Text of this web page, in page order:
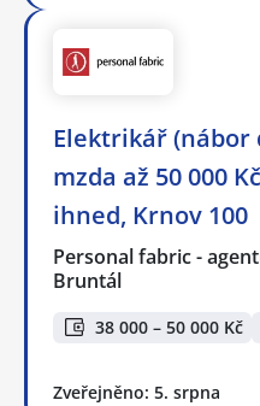
Elektrikář (nábor
mzda až 50 000
ihned, Krnov 100
Personal fabric -
Bruntál
38 000 – 50 000 Kč
Zveřejněno: 5. srpna